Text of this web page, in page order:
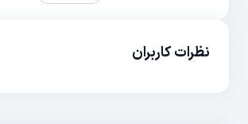
نظرات کاربران